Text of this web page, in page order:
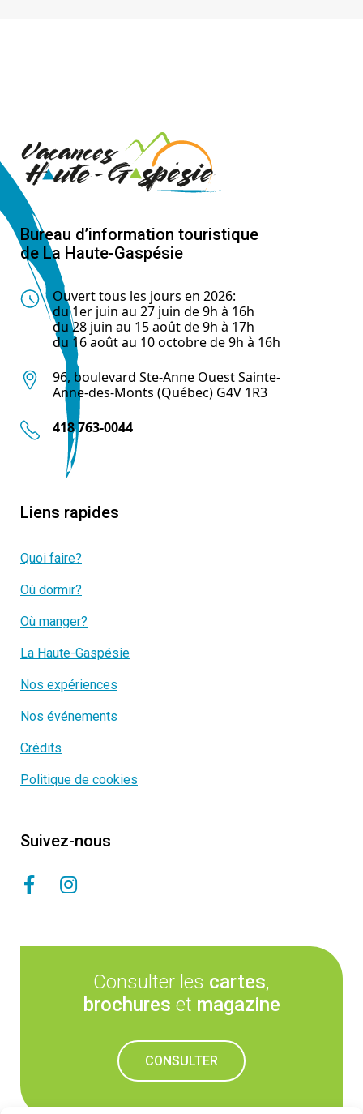
Bureau d’information touristique
de La Haute-Gaspésie
Ouvert tous les jours en 2026:
du 1er juin au 27 juin de 9h à 16h
du 28 juin au 15 août de 9h à 17h
du 16 août au 10 octobre de 9h à 16h
96, boulevard Ste-Anne Ouest Sainte-
Anne-des-Monts (Québec) G4V 1R3
418 763-0044
Liens rapides
Quoi faire?
Où dormir?
Où manger?
La Haute-Gaspésie
Nos expériences
Nos événements
Crédits
Politique de cookies
Suivez-nous
Consulter les cartes,
brochures et magazine
CONSULTER